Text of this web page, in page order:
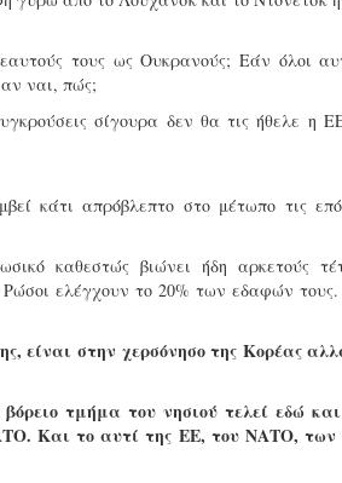
τους ως Ουκρανούς; Εάν όλοι
ναι, πώς;
σίγουρα δεν θα τις ήθελε η
κάτι απρόβλεπτο στο μέτωπο τις
καθεστώς βιώνει ήδη αρκετούς
ελέγχουν το 20% των εδαφών
είναι στην χερσόνησο της Κορέας
τμήμα του νησιού τελεί εδώ
Και το αυτί της ΕΕ, του ΝΑΤΟ,